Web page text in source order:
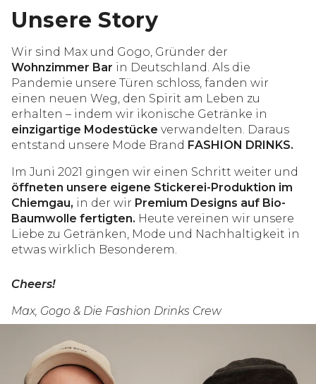
Unsere Story
Wir sind Max und Gogo, Gründer der
Wohnzimmer Bar in Deutschland. Als die
Pandemie unsere Türen schloss, fanden wir
einen neuen Weg, den Spirit am Leben zu
erhalten – indem wir ikonische Getränke in
einzigartige Modestücke verwandelten. Daraus
entstand unsere Mode Brand FASHION DRINKS.
Im Juni 2021 gingen wir einen Schritt weiter und
öffneten unsere eigene Stickerei-Produktion im
Chiemgau, in der wir Premium Designs auf Bio-
Baumwolle fertigten. Heute vereinen wir unsere
Liebe zu Getränken, Mode und Nachhaltigkeit in
etwas wirklich Besonderem.
Cheers!
Max, Gogo & Die Fashion Drinks Crew